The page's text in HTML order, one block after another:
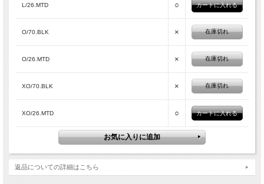
L/26.MTD ○
O/70.BLK × 在庫切れ
O/26.MTD × 在庫切れ
XO/70.BLK × 在庫切れ
XO/26.MTD ○
返品についての詳細はこちら